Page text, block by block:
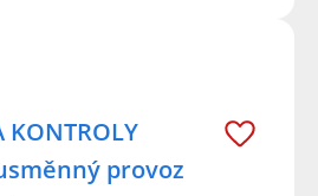
KONTROLY
provoz